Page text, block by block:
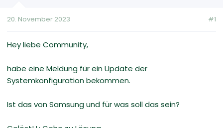
e
t
m
20. November 2023 #1
Hey liebe Community,
habe eine Meldung für ein Update der
Systemkonfiguration bekommen.
Ist das von Samsung und für was soll das sein?